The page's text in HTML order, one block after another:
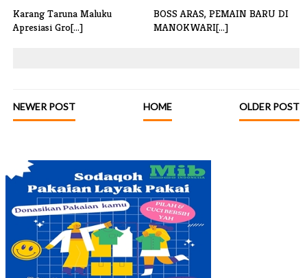
Karang Taruna Maluku
Apresiasi Gro[...]
BOSS ARAS, PEMAIN BARU DI
MANOKWARI[...]
NEWER POST OLDER POST
HOME